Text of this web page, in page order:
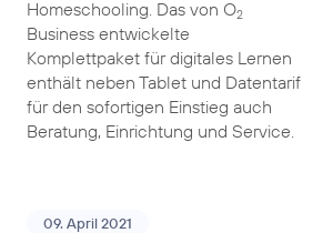
Homeschooling. Das von O2
Business entwickelte
Komplettpaket für digitales Lernen
enthält neben Tablet und Datentarif
für den sofortigen Einstieg auch
Beratung, Einrichtung und Service.
09. April 2021